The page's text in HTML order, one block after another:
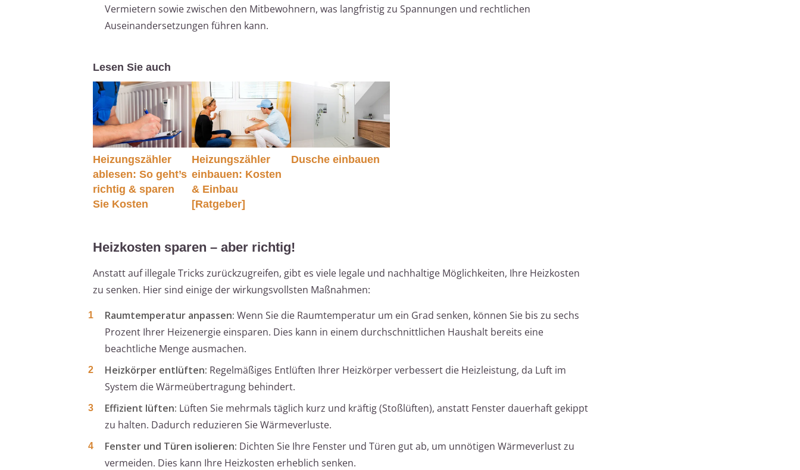
Vermietern sowie zwischen den Mitbewohnern, was langfristig zu Spannungen und rechtlichen
Auseinandersetzungen führen kann.
Lesen Sie auch
Heizungszähler
ablesen: So geht’s
richtig & sparen
Sie Kosten
Heizungszähler
einbauen: Kosten
& Einbau
[Ratgeber]
Dusche einbauen
Heizkosten sparen – aber richtig!
Anstatt auf illegale Tricks zurückzugreifen, gibt es viele legale und nachhaltige Möglichkeiten, Ihre Heizkosten
zu senken. Hier sind einige der wirkungsvollsten Maßnahmen:
Raumtemperatur anpassen: Wenn Sie die Raumtemperatur um ein Grad senken, können Sie bis zu sechs
Prozent Ihrer Heizenergie einsparen. Dies kann in einem durchschnittlichen Haushalt bereits eine
beachtliche Menge ausmachen.
Heizkörper entlüften: Regelmäßiges Entlüften Ihrer Heizkörper verbessert die Heizleistung, da Luft im
System die Wärmeübertragung behindert.
Effizient lüften: Lüften Sie mehrmals täglich kurz und kräftig (Stoßlüften), anstatt Fenster dauerhaft gekippt
zu halten. Dadurch reduzieren Sie Wärmeverluste.
Fenster und Türen isolieren: Dichten Sie Ihre Fenster und Türen gut ab, um unnötigen Wärmeverlust zu
vermeiden. Dies kann Ihre Heizkosten erheblich senken.